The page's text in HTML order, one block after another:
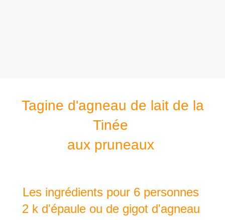
Tagine d'agneau de lait de la
Tinée
aux pruneaux
Les ingrédients pour 6 personnes
2 k d'épaule ou de gigot d'agneau